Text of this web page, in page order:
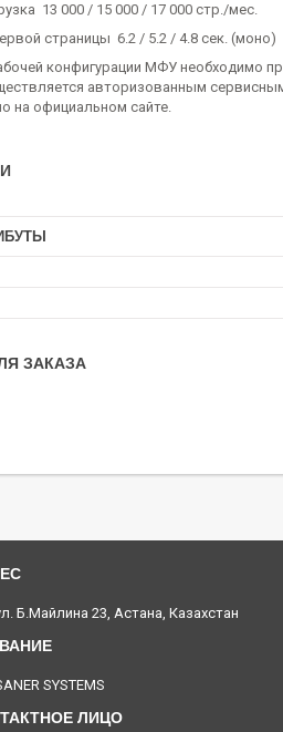
13 000 / 15 000 / 17 000 стр./мес.
страницы 6.2 / 5.2 / 4.8 сек. (моно)
конфигурации МФУ необходимо
авторизованным
на официальном сайте.
ЗАКАЗА
Б.Майлина 23, Астана, Казахстан
SYSTEMS